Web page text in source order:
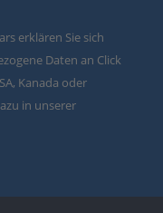
erklären Sie sich
Daten an Click
Kanada oder
in unserer